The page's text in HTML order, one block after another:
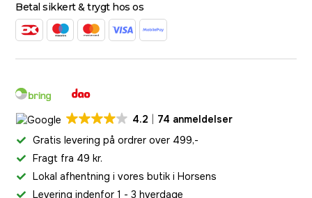
Betal sikkert & trygt hos os
4.2
74 anmeldelser
Gratis levering på ordrer over 499,-
Fragt fra 49 kr.
Lokal afhentning i vores butik i Horsens
Levering indenfor 1 - 3 hverdage